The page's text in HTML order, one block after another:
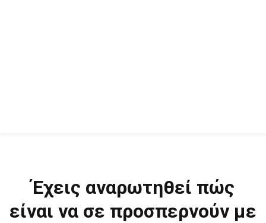
Έχεις αναρωτηθεί πώς
είναι να σε προσπερνούν με